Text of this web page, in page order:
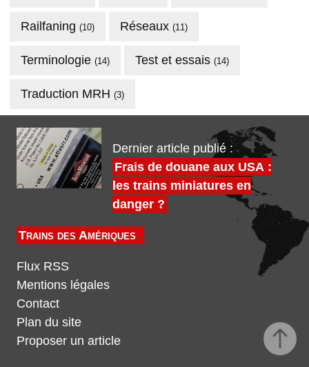
Railfaning (10) Réseaux (11)
Terminologie (14) Test et essais (14)
Traduction MRH (3)
Dernier article publié :
Frais de douane aux USA :
les trains miniatures en
danger ?
Trains des Amériques
Flux RSS
Mentions légales
Contact
Plan du site
Proposer un article